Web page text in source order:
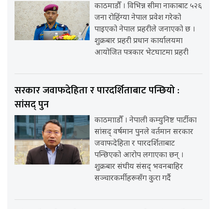
काठमाडौँ । विभिन्न सीमा नाकाबाट ५२६
जना रोहिंग्या नेपाल प्रवेश गरेको
पाइएको नेपाल प्रहरीले जनाएको छ ।
शुक्रबार प्रहरी प्रधान कार्यालयमा
आयोजित पत्रकार भेटघाटमा प्रहरी
सरकार जवाफदेहिता र पारदर्शिताबाट पन्छियो :
सांसद् पुन
काठमााडौँ । नेपाली कम्युनिष्ट पार्टीका
सांसद् वर्षमान पुनले वर्तमान सरकार
जवाफदेहिता र पारदर्शिताबाट
पन्छिएको आरोप लगाएका छन् ।
शुक्रबार संघीय संसद् भवनबाहिर
सञ्चारकर्मीहरूसँग कुरा गर्दै